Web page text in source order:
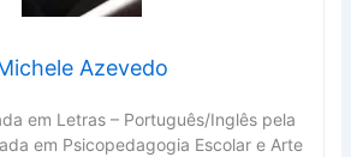
Azevedo
em Letras – Português/Inglês pela
em Psicopedagogia Escolar e Arte